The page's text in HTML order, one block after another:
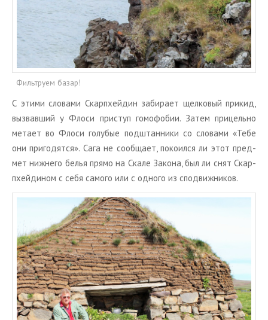
Фильтруем базар!
С этими сло­ва­ми Скар­п­хей­дин за­би­ра­ет щел­ко­вый при­кид,
вы­звав­ший у Флоси при­ступ го­мо­фо­бии. Затем при­цель­но
ме­та­ет во Флоси го­лу­бые под­штан­ни­ки со сло­ва­ми «Тебе
они при­го­дят­ся». Сага не со­об­ща­ет, по­ко­ил­ся ли этот пред­
мет ниж­не­го белья прямо на Скале За­ко­на, был ли снят Скар­
п­хей­ди­ном с себя са­мо­го или с од­но­го из спо­движ­ни­ков.